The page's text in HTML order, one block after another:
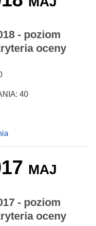
- poziom
oceny
40
maj
- poziom
oceny